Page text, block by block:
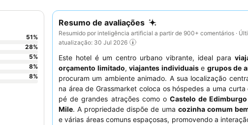
Resumo de avaliações
Resumido por inteligência artificial a partir de 900+ comentários ·
atualização: 30 Jul 2026
Este hotel é um centro urbano vibrante, ideal para
orçamento limitado, viajantes individuaise grupos de
procuram um ambiente animado. A sua localização
na área de Grassmarket coloca os hóspedes a uma curta
pé de grandes atrações como oCastelo de Edimburgo
Mile. A propriedade dispõe de uma cozinha comum
e várias áreas comuns espaçosas, promovendo a
51%
28%
5%
8%
8%